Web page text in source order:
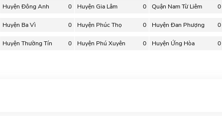
Huyện Đông Anh 0 Huyện Gia Lâm 0 Quận Nam Từ Liêm 0
Huyện Ba Vì 0 Huyện Phúc Thọ 0 Huyện Đan Phượng 0
Huyện Thường Tín 0 Huyện Phú Xuyên 0 Huyện Ứng Hòa 0